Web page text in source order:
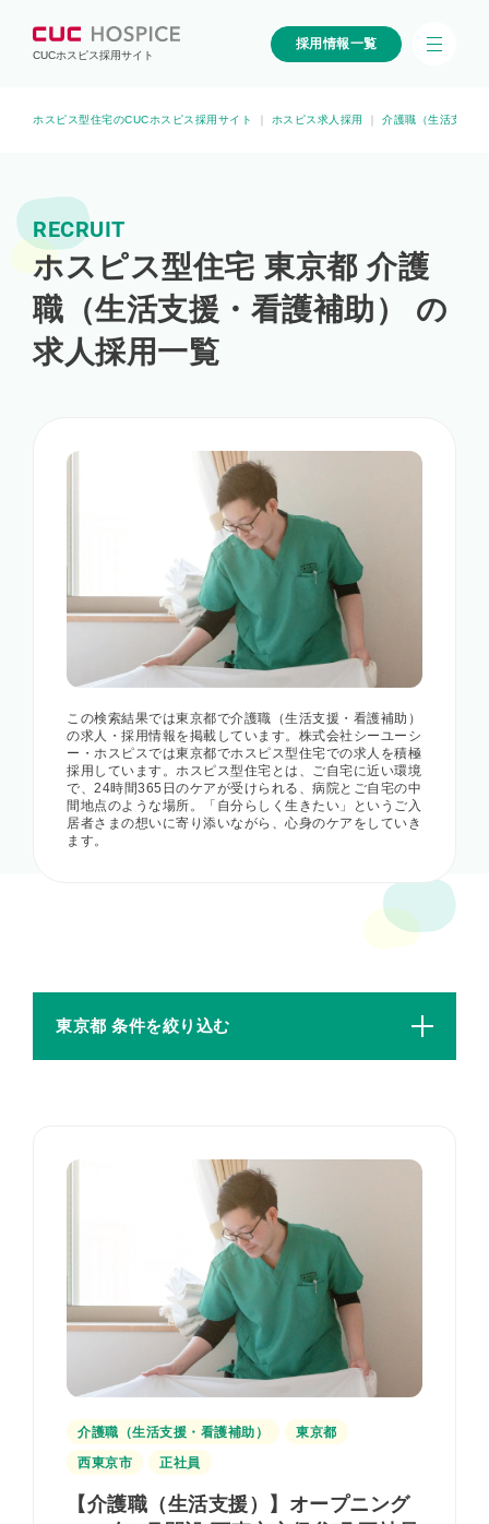
CUCホスピス採用サイト
採用情報一覧
ホスピス型住宅のCUCホスピス採用サイト ホスピス求人採用 介護職（生活支援
RECRUIT
ホスピス型住宅 東京都 介護
職（生活支援・看護補助） の
求人採用一覧
この検索結果では東京都で介護職（生活支援・看護補助）
の求人・採用情報を掲載しています。株式会社シーユーシ
ー・ホスピスでは東京都でホスピス型住宅での求人を積極
採用しています。ホスピス型住宅とは、ご自宅に近い環境
で、24時間365日のケアが受けられる、病院とご自宅の中
間地点のような場所。「自分らしく生きたい」というご入
居者さまの想いに寄り添いながら、心身のケアをしていき
ます。
東京都 条件を絞り込む
介護職（生活支援・看護補助）
東京都
西東京市
正社員
【介護職（生活支援）】オープニング